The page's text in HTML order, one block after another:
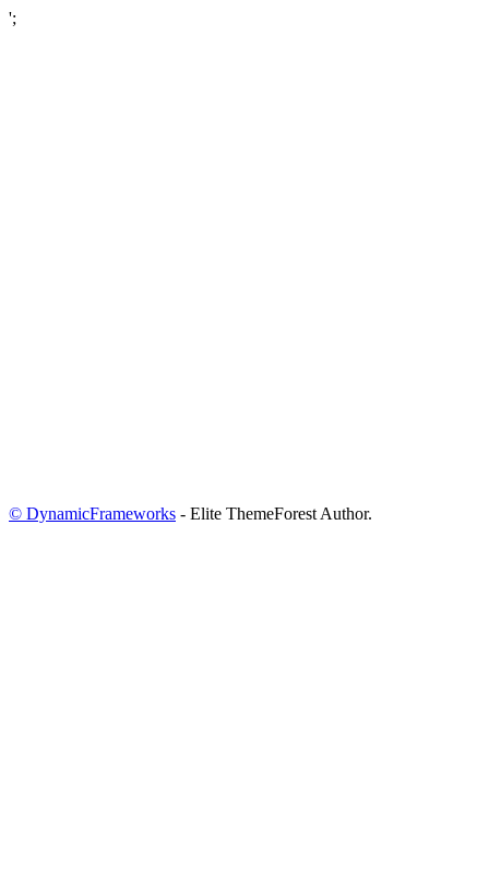
';
© DynamicFrameworks - Elite ThemeForest Author.